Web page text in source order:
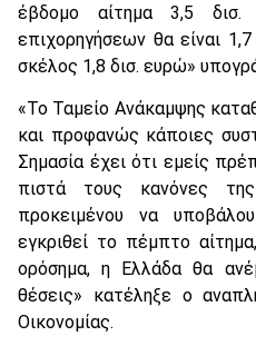
έβδομο αίτημα 3,5
επιχορηγήσεων θα είναι
σκέλος 1,8 δισ. ευρώ»
«Το Ταμείο Ανάκαμψης
και προφανώς κάποιες
Σημασία έχει ότι εμείς
πιστά τους κανόνες
προκειμένου να
εγκριθεί το πέμπτο
ορόσημα, η Ελλάδα θα
θέσεις» κατέληξε ο
Οικονομίας.